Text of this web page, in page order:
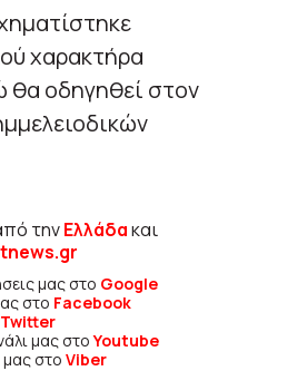
χαρακτήρα
θα οδηγηθεί στον
τηνΕλλάδακαι
μας στο Google
στο Facebook
Twitter
μας στοYoutube
μας στο Viber